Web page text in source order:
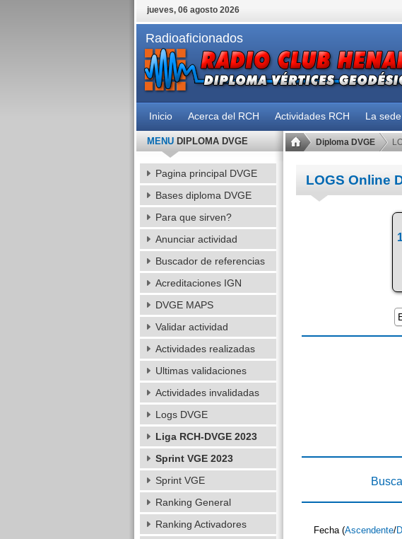
jueves, 06 agosto 2026
Radioaficionados
Inicio Acerca del RCH Actividades RCH La
Diploma DVGE
LOGS Online
Fecha (Ascendente/
MENUDIPLOMA DVGE
Pagina principal DVGE
Bases diploma DVGE
Para que sirven?
Anunciar actividad
Buscador de referencias
Acreditaciones IGN
DVGE MAPS
Validar actividad
Actividades realizadas
Ultimas validaciones
Actividades invalidadas
Logs DVGE
Liga RCH-DVGE 2023
Sprint VGE 2023
Sprint VGE
Ranking General
Ranking Activadores